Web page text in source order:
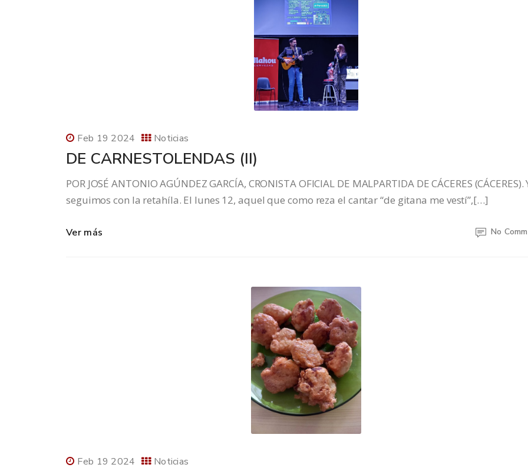
Feb 19 2024 Noticias
DE CARNESTOLENDAS (II)
POR JOSÉ ANTONIO AGÚNDEZ GARCÍA, CRONISTA OFICIAL DE MALPARTIDA DE CÁCERES (CÁCERES).
seguimos con la retahíla. El lunes 12, aquel que como reza el cantar “de gitana me vestí”,[…]
Ver más No
Feb 19 2024 Noticias